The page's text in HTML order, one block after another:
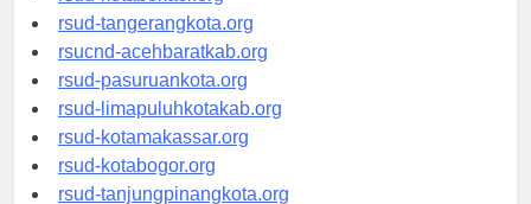
rsud-kotabekasi.org
rsud-tangerangkota.org
rsucnd-acehbaratkab.org
rsud-pasuruankota.org
rsud-limapuluhkotakab.org
rsud-kotamakassar.org
rsud-kotabogor.org